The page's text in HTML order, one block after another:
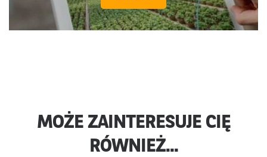
MOŻE ZAINTERESUJE CIĘ
RÓWNIEŻ...